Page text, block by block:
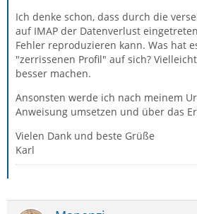
Ich denke schon, dass durch die
auf IMAP der Datenverlust
Fehler reproduzieren kann. Was hat
"zerrissenen Profil" auf sich?
besser machen.
Ansonsten werde ich nach meinem
Anweisung umsetzen und über das
Vielen Dank und beste Grüße
Karl